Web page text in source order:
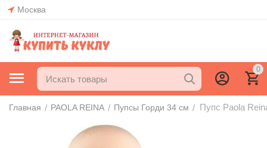
Москва
0
Главная / PAOLA REINA / Пупсы Горди 34 см / Пупс Paola